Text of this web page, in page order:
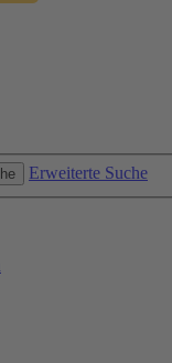
Erweiterte Suche